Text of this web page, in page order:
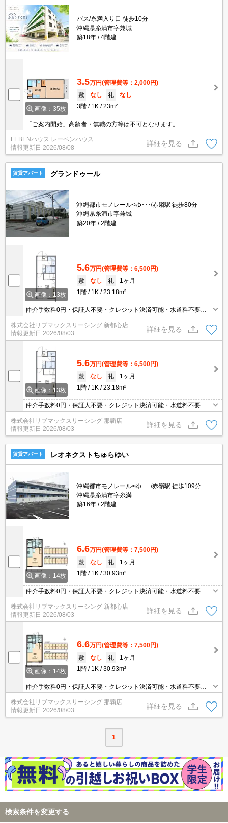
バス/糸満入り口 徒歩10分
沖縄県糸満市字兼城
築18年
4階建
画像：35枚
3.5万円(管理費等：2,000円)
敷
なし 礼
なし
3階
1K 23m²
「ご案内開始」高齢者・無職の方等は不可となります。
LEBENハウス レーベンハウス
情報更新日 2026/08/08
詳細を見る
賃貸アパート グランドゥール
沖縄都市モノレール<ゆ･･･/赤嶺駅 徒歩80分
沖縄県糸満市字兼城
築20年
2階建
画像：13枚
5.6万円(管理費等：6,500円)
敷
なし 礼
1ヶ月
1階
1K 23.18m²
仲介手数料0円・保証人不要・クレジット決済可能・水道料不要・
宅配ボックス・駐車場あり・人気の家具家電付き物件。
株式会社リブマックスリーシング 新都心店
情報更新日 2026/08/03
詳細を見る
画像：13枚
5.6万円(管理費等：6,500円)
敷
なし 礼
1ヶ月
1階
1K 23.18m²
仲介手数料0円・保証人不要・クレジット決済可能・水道料不要・
宅配ボックス・駐車場あり・人気の家具家電付き物件。
株式会社リブマックスリーシング 那覇店
情報更新日 2026/08/03
詳細を見る
賃貸アパート レオネクストちゅらゆい
沖縄都市モノレール<ゆ･･･/赤嶺駅 徒歩109分
沖縄県糸満市字糸満
築16年
2階建
画像：14枚
6.6万円(管理費等：7,500円)
敷
なし 礼
1ヶ月
1階
1K 30.93m²
仲介手数料0円・保証人不要・クレジット決済可能・水道料不要・
駐車場あり人気の家具家電付き物件です(^^)/
株式会社リブマックスリーシング 新都心店
情報更新日 2026/08/03
詳細を見る
画像：14枚
6.6万円(管理費等：7,500円)
敷
なし 礼
1ヶ月
1階
1K 30.93m²
仲介手数料0円・保証人不要・クレジット決済可能・水道料不要・
駐車場あり人気の家具家電付き物件です(^^)/
株式会社リブマックスリーシング 那覇店
情報更新日 2026/08/03
詳細を見る
1
検索条件を変更する